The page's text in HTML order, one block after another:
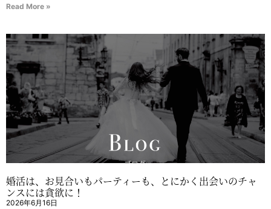
Read More »
婚活は、お見合いもパーティーも、とにかく出会いのチャ
ンスには貪欲に！
2026年6月16日